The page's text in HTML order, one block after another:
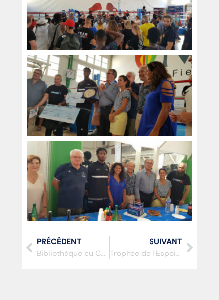
PRÉCÉDENT
Bibliothèque du CDOS 77
SUIVANT
Trophée de l’Espoir : une promotion qui restera dans les annales